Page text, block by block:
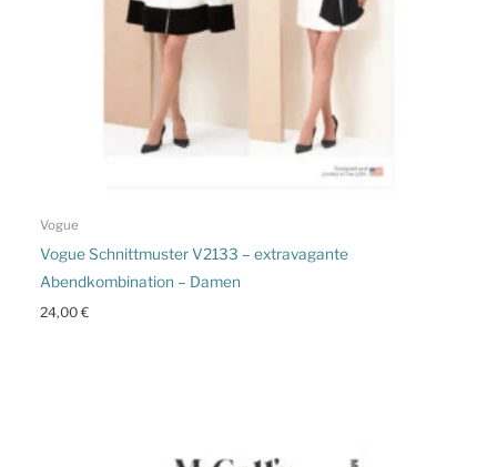
Vogue
Vogue Schnittmuster V2133 – extravagante
Abendkombination – Damen
24,00€